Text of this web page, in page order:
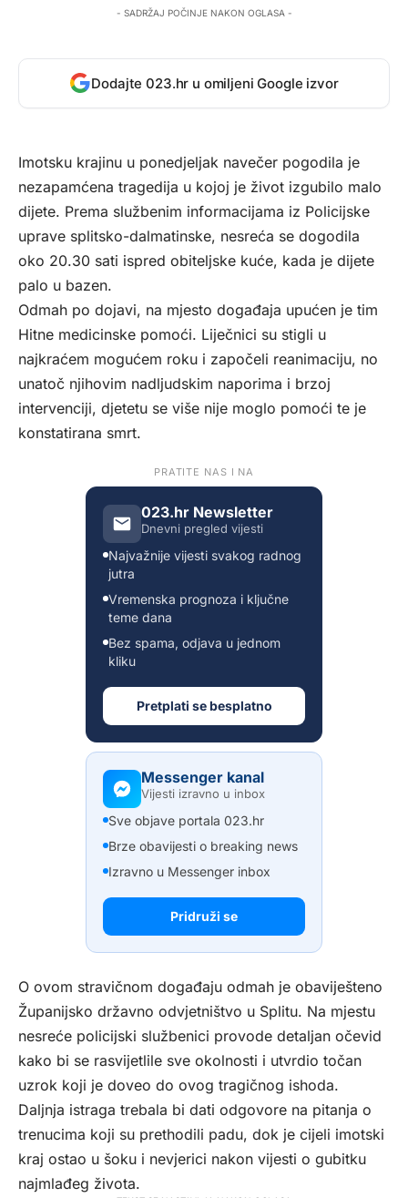
- SADRŽAJ POČINJE NAKON OGLASA -
Dodajte 023.hr u omiljeni Google izvor
Imotsku krajinu u ponedjeljak navečer pogodila je
nezapamćena tragedija u kojoj je život izgubilo malo
dijete. Prema službenim informacijama iz Policijske
uprave splitsko-dalmatinske, nesreća se dogodila
oko 20.30 sati ispred obiteljske kuće, kada je dijete
palo u bazen.
Odmah po dojavi, na mjesto događaja upućen je tim
Hitne medicinske pomoći. Liječnici su stigli u
najkraćem mogućem roku i započeli reanimaciju, no
unatoč njihovim nadljudskim naporima i brzoj
intervenciji, djetetu se više nije moglo pomoći te je
konstatirana smrt.
PRATITE NAS I NA
023.hr Newsletter
Dnevni pregled vijesti
Najvažnije vijesti svakog radnog
jutra
Vremenska prognoza i ključne
teme dana
Bez spama, odjava u jednom
kliku
Pretplati se besplatno
Messenger kanal
Vijesti izravno u inbox
Sve objave portala 023.hr
Brze obavijesti o breaking news
Izravno u Messenger inbox
Pridruži se
O ovom stravičnom događaju odmah je obaviješteno
Županijsko državno odvjetništvo u Splitu. Na mjestu
nesreće policijski službenici provode detaljan očevid
kako bi se rasvijetlile sve okolnosti i utvrdio točan
uzrok koji je doveo do ovog tragičnog ishoda.
Daljnja istraga trebala bi dati odgovore na pitanja o
trenucima koji su prethodili padu, dok je cijeli imotski
kraj ostao u šoku i nevjerici nakon vijesti o gubitku
najmlađeg života.